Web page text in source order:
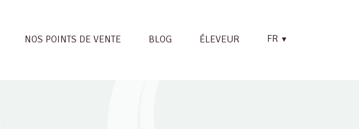
NOS POINTS DE VENTE BLOG ÉLEVEUR FR ▼